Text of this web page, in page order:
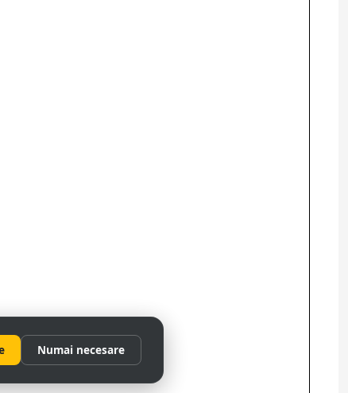
Numai necesare